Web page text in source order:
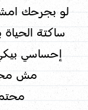
لو بجرحك
ساكتة الحياة
إحساسي
مش